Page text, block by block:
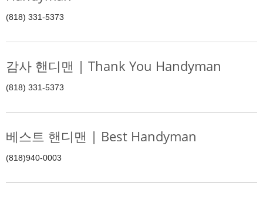
(818) 331-5373
감사 핸디맨 | Thank You Handyman
(818) 331-5373
베스트 핸디맨 | Best Handyman
(818)940-0003